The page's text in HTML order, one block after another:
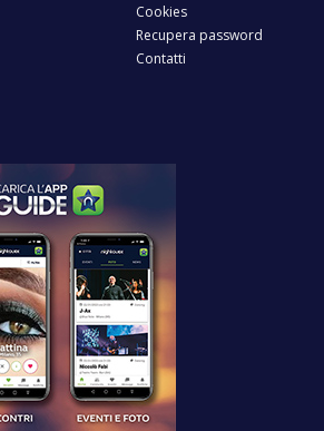
Cookies
Recupera password
Contatti